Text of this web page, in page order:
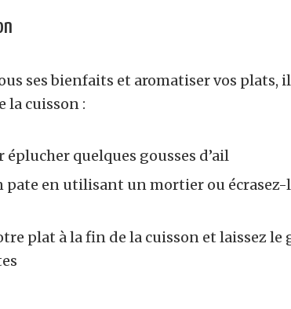
ses bienfaits et aromatiser vos plats,
la cuisson :
éplucher quelques gousses d’ail
pate en utilisant un mortier ou
plat à la fin de la cuisson et laissez le